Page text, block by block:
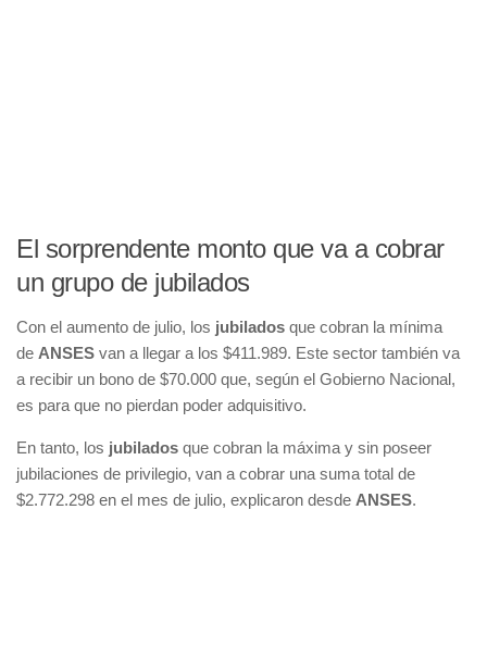
El sorprendente monto que va a cobrar
un grupo de jubilados
Con el aumento de julio, los jubilados que cobran la mínima
de ANSES van a llegar a los $411.989. Este sector también va
a recibir un bono de $70.000 que, según el Gobierno Nacional,
es para que no pierdan poder adquisitivo.
En tanto, los jubilados que cobran la máxima y sin poseer
jubilaciones de privilegio, van a cobrar una suma total de
$2.772.298 en el mes de julio, explicaron desde ANSES.